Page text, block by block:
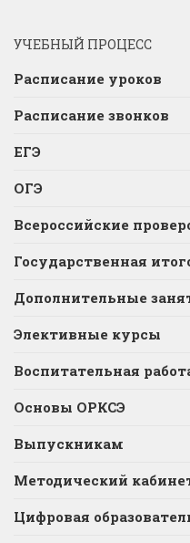
УЧЕБНЫЙ ПРОЦЕСС
Расписание уроков
Расписание звонков
ЕГЭ
ОГЭ
Всероссийские
Государственная
Дополнительные
Элективные курсы
Воспитательная
Основы ОРКСЭ
Выпускникам
Методический
Цифровая